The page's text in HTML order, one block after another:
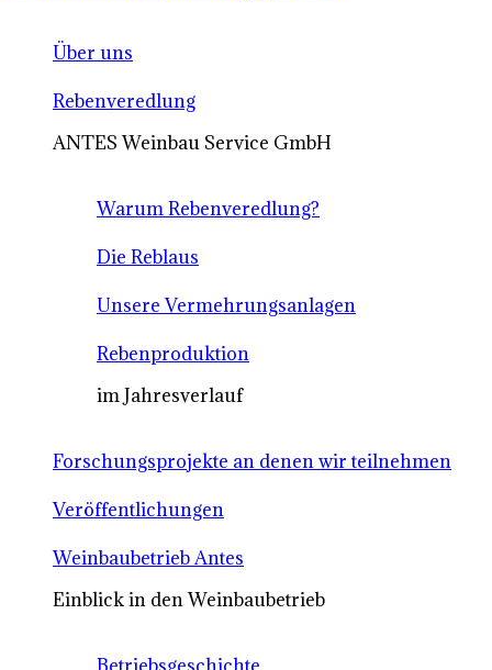
Über uns
Rebenveredlung
ANTES Weinbau Service GmbH
Warum Rebenveredlung?
Die Reblaus
Unsere Vermehrungsanlagen
Rebenproduktion
im Jahresverlauf
Forschungsprojekte an denen wir teilnehmen
Veröffentlichungen
Weinbaubetrieb Antes
Einblick in den Weinbaubetrieb